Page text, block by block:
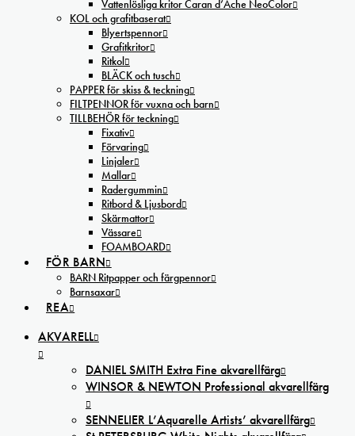
Vattenlösliga kritor Caran d’Ache NeoColor
KOL och grafitbaserat
Blyertspennor
Grafitkritor
Ritkol
BLÄCK och tusch
PAPPER för skiss & teckning
FILTPENNOR för vuxna och barn
TILLBEHÖR för teckning
Fixativ
Förvaring
Linjaler
Mallar
Radergummin
Ritbord & Ljusbord
Skärmattor
Vässare
FOAMBOARD
FÖR BARN
BARN Ritpapper och färgpennor
Barnsaxar
REA
AKVARELL
DANIEL SMITH Extra Fine akvarellfärg
WINSOR & NEWTON Professional akvarellfärg
SENNELIER L’Aquarelle Artists’ akvarellfärg